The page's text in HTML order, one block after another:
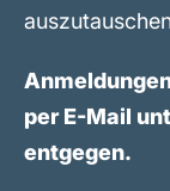
per E-Mail
entgegen.